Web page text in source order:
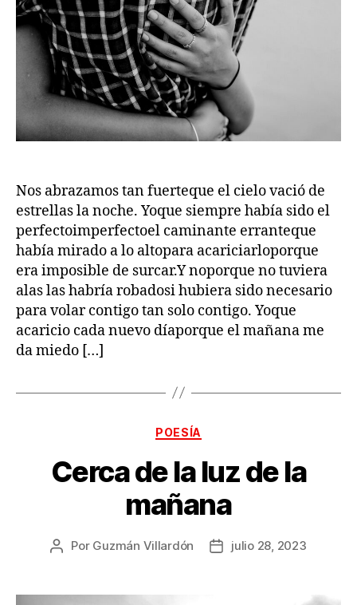
Nos abrazamos tan fuerteque el cielo vació de
estrellas la noche. Yoque siempre había sido el
perfectoimperfectoel caminante erranteque
había mirado a lo altopara acariciarloporque
era imposible de surcar.Y noporque no tuviera
alas las habría robadosi hubiera sido necesario
para volar contigo tan solo contigo. Yoque
acaricio cada nuevo díaporque el mañana me
da miedo […]
Categorías
POESÍA
Cerca de la luz de la
mañana
Autor
publicación
Por Guzmán Villardón
Fechajulio 28, 2023